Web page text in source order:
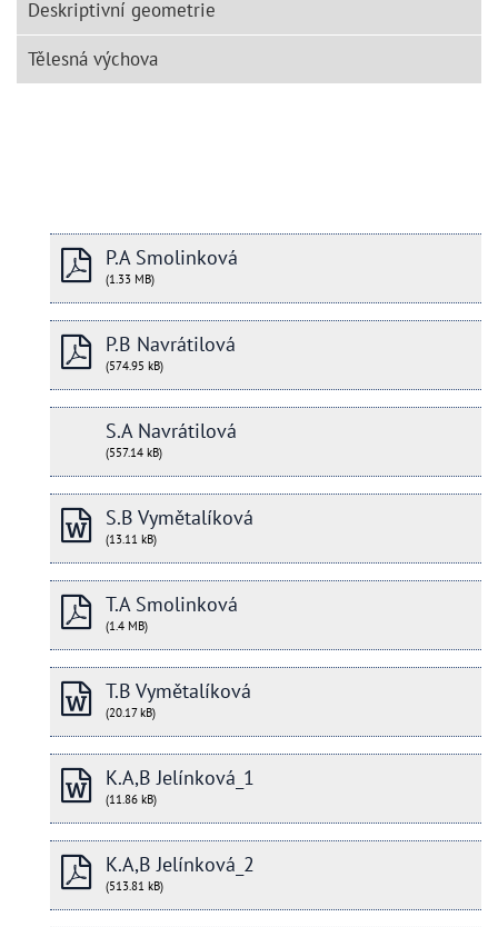
Deskriptivní geometrie
Tělesná výchova
P.A Smolinková
(1.33 MB)
P.B Navrátilová
(574.95 kB)
S.A Navrátilová
(557.14 kB)
S.B Vymětalíková
(13.11 kB)
T.A Smolinková
(1.4 MB)
T.B Vymětalíková
(20.17 kB)
K.A,B Jelínková_1
(11.86 kB)
K.A,B Jelínková_2
(513.81 kB)